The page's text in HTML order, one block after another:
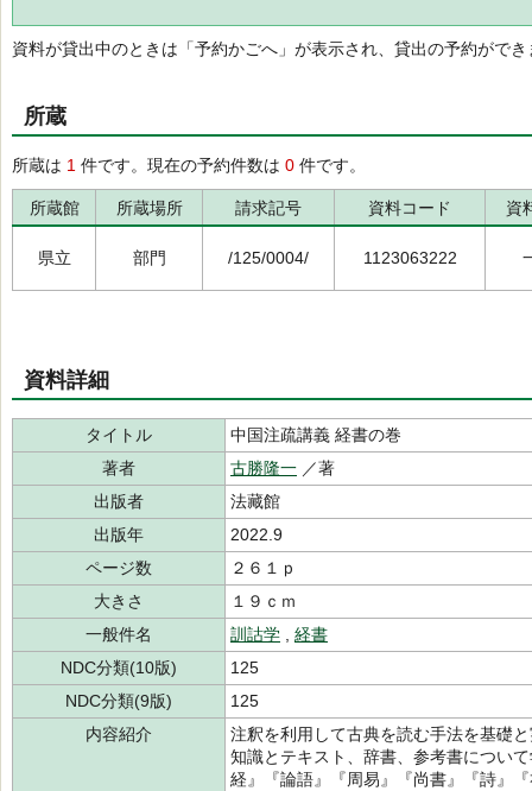
資料が貸出中のときは「予約かごへ」が表示され、貸出の予約ができ
所蔵
所蔵は 1 件です。現在の予約件数は 0 件です。
所蔵館 所蔵場所 請求記号 資料コード 資
県立 部門 /125/0004/ 1123063222
資料詳細
タイトル
中国注疏講義 経書の巻
著者
古勝隆一 ／著
出版者
法藏館
出版年
2022.9
ページ数
２６１ｐ
大きさ
１９ｃｍ
一般件名
訓詁学
経書
NDC分類(10版)
125
NDC分類(9版)
125
内容紹介
注釈を利用して古典を読む手法を基礎
知識とテキスト、辞書、参考書につい
経』『論語』『周易』『尚書』『詩』